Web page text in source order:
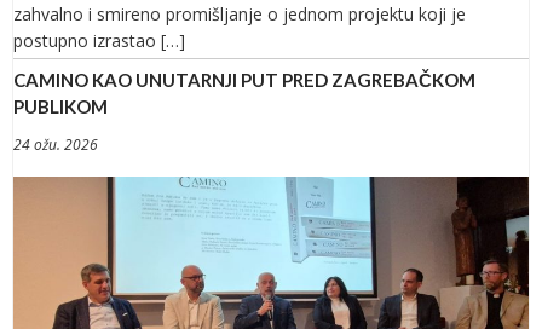
zahvalno i smireno promišljanje o jednom projektu koji je
postupno izrastao […]
CAMINO KAO UNUTARNJI PUT PRED ZAGREBAČKOM
PUBLIKOM
24 ožu. 2026